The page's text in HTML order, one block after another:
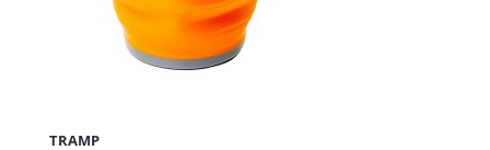
TRAMP